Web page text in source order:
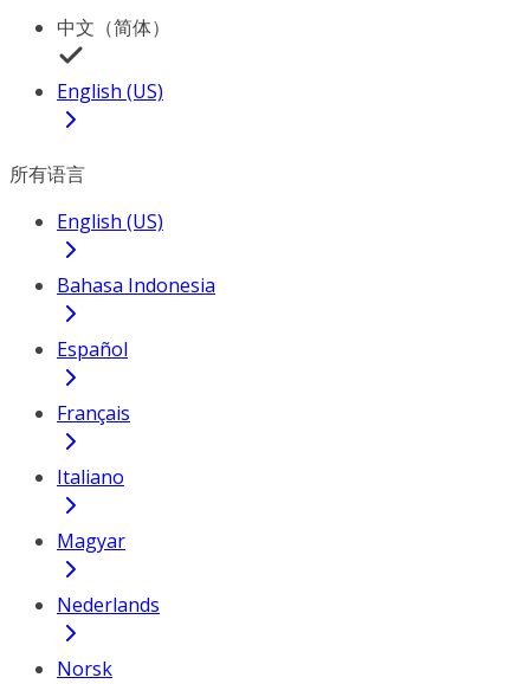
中文（简体）
English (US)
所有语言
English (US)
Bahasa Indonesia
Español
Français
Italiano
Magyar
Nederlands
Norsk